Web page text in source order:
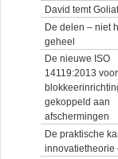
David temt
De delen – niet
geheel
De nieuwe ISO
14119:2013 voor
gekoppeld aan
afschermingen
De praktische
innovatietheorie